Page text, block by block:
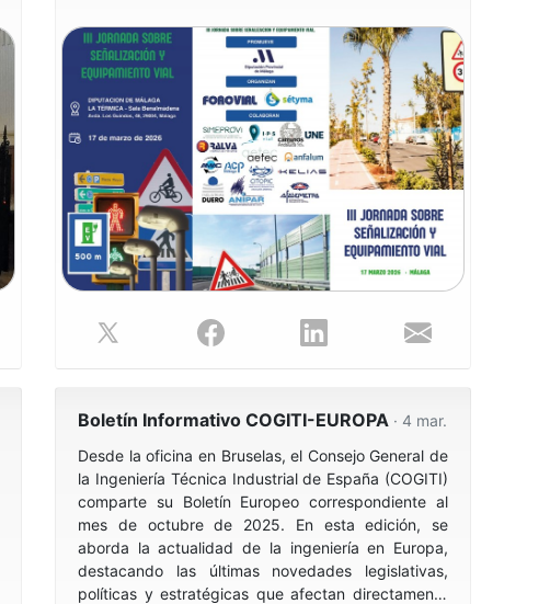
normativas relacionadas con la señalización y el
equipamiento de las carreteras, contribuyendo a
mejorar la seguridad vial, reducir la siniestralidad y
avanzar en la digitalización de las infraestructuras.
Durante la jornada se abordarán cuestiones como
el nuevo catálogo de señales verticales y marcas
viales, los sistemas de contención, el alumbrado
exterior o las pantallas antirruido. También se
presentarán soluciones innovadoras relacionadas
con la señalización inteligente, la conectividad de
los sistemas viarios, la gestión de inventarios de
equipamientos, así como las novedades del
El programa incluirá además una visión práctica del
equipamiento vial aplicada a la ciudad de Málaga y
el análisis del factor humano y su relación con los
elementos de la carretera, consolidando este
encuentro como un espacio para compartir
conocimiento técnico y avanzar hacia
infraestructuras viarias más seguras, sostenibles y
eficientes.
Boletín Informativo COGITI-EUROPA · 4 mar.
Desde la oficina en Bruselas, el Consejo General de
la Ingeniería Técnica Industrial de España (COGITI)
comparte su Boletín Europeo correspondiente al
mes de octubre de 2025. En esta edición, se
aborda la actualidad de la ingeniería en Europa,
destacando las últimas novedades legislativas,
políticas y estratégicas que afectan directamente